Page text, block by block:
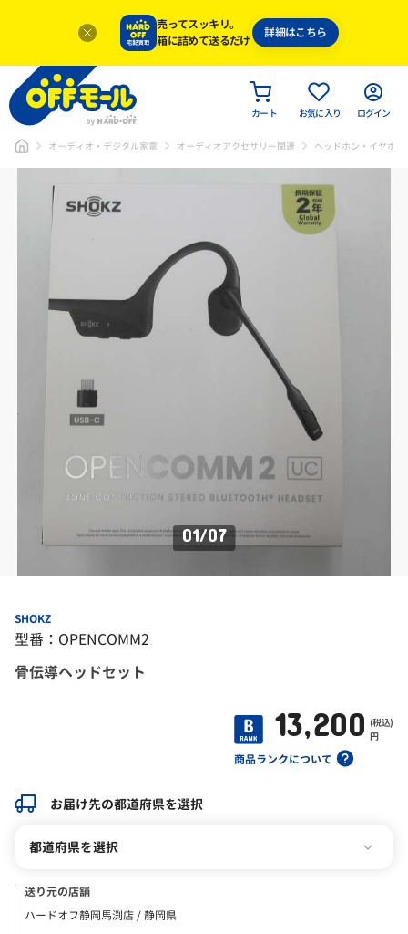
売ってスッキリ。
箱に詰めて送るだけ
詳細はこちら
カート お気に入り ログイン
オーディオ・デジタル家電 オーディオアクセサリー関連 ヘッドホン・イヤホン
01/07
SHOKZ
型番：OPENCOMM2
骨伝導ヘッドセット
商品ランクについて
13,200 (税込)
円
お届け先の都道府県を選択
都道府県を選択
送り元の店舗
ハードオフ静岡馬渕店 / 静岡県